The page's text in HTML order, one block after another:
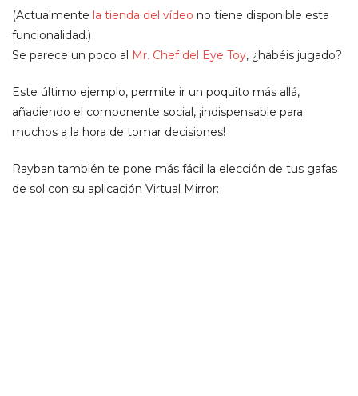
(Actualmente la tienda del vídeo no tiene disponible esta
funcionalidad.)
Se parece un poco al Mr. Chef del Eye Toy, ¿habéis jugado?
Este último ejemplo, permite ir un poquito más allá,
añadiendo el componente social, ¡indispensable para
muchos a la hora de tomar decisiones!
Rayban también te pone más fácil la elección de tus gafas
de sol con su aplicación Virtual Mirror: